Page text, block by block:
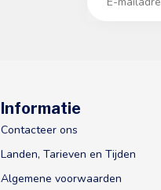
Informatie
Contacteer ons
Landen, Tarieven en Tijden
Algemene voorwaarden